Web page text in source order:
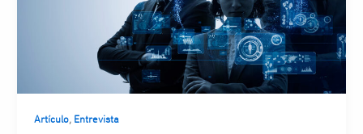
Artículo, Entrevista